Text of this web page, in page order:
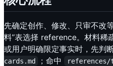
先确定创作、修改、只审不改
料”表选择 reference。材料稀
或用户明确限定事实时，先判
cards.md
；命中 references/